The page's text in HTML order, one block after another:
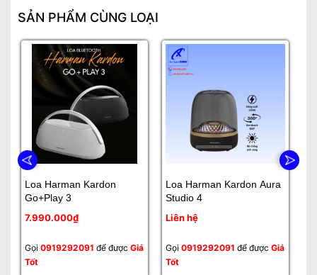
SẢN PHẨM CÙNG LOẠI
Loa Harman Kardon
Go+Play 3
7.990.000₫
Gọi 0919292091 để được Giá
Tốt
Loa Harman Kardon Aura
Studio 4
Liên hệ
Gọi 0919292091 để được Giá
Tốt